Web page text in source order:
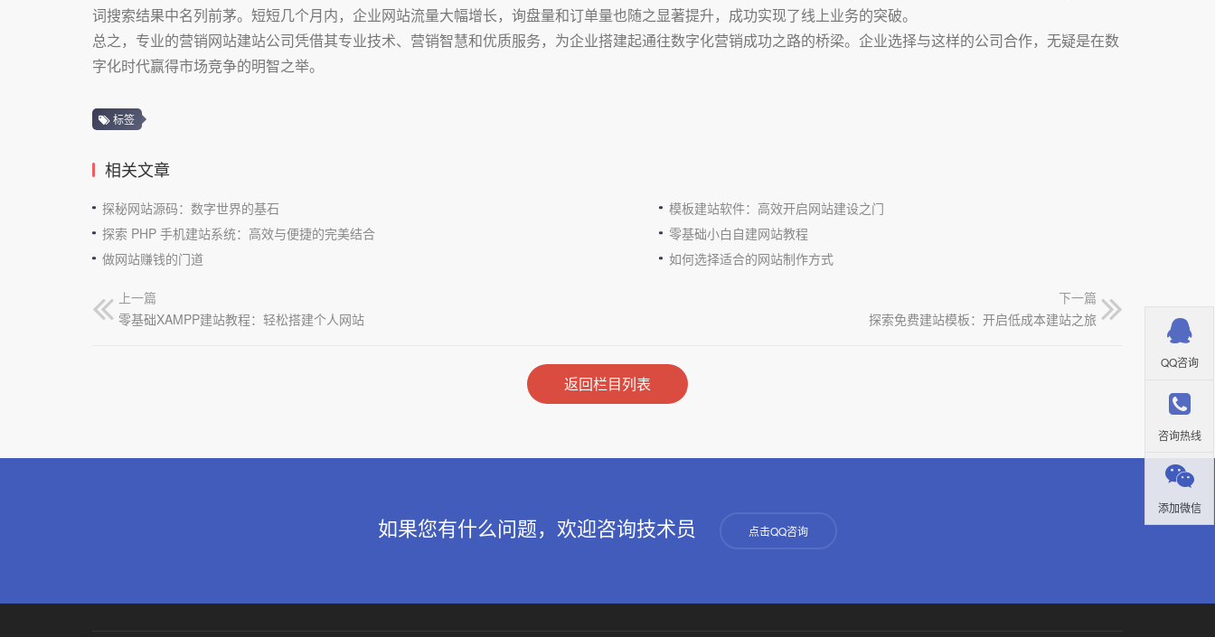
词搜索结果中名列前茅。短短几个月内，企业网站流量大幅增长，询盘量和订单量也随之显著提升，成功实现了线上业务的突破。
总之，专业的营销网站建站公司凭借其专业技术、营销智慧和优质服务，为企业搭建起通往数字化营销成功之路的桥梁。企业选择与这样的公司合作，无疑是在数
字化时代赢得市场竞争的明智之举。
标签
相关文章
探秘网站源码：数字世界的基石
模板建站软件：高效开启网站建设之门
探索 PHP 手机建站系统：高效与便捷的完美结合
零基础小白自建网站教程
做网站赚钱的门道
如何选择适合的网站制作方式
上一篇
零基础XAMPP建站教程：轻松搭建个人网站
下一篇
探索免费建站模板：开启低成本建站之旅
返回栏目列表
如果您有什么问题，欢迎咨询技术员 点击QQ咨询
QQ咨询
咨询热线
添加微信